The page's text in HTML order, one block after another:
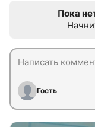
Пока
Гость